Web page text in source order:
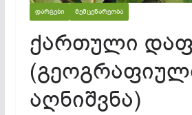
ᲓᲐᲠᲒᲔᲑᲘ ᲛᲔᲛᲪᲔᲜᲐᲠᲔᲝᲑᲐ
ქართული
აღნიშვნა)